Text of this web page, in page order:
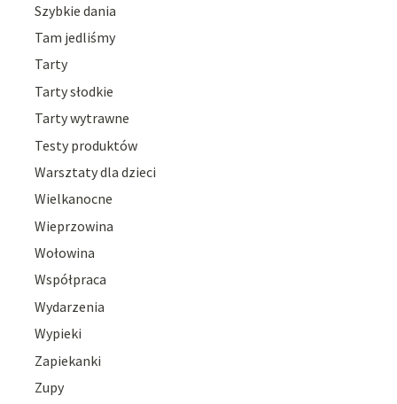
Szybkie dania
Tam jedliśmy
Tarty
Tarty słodkie
Tarty wytrawne
Testy produktów
Warsztaty dla dzieci
Wielkanocne
Wieprzowina
Wołowina
Współpraca
Wydarzenia
Wypieki
Zapiekanki
Zupy